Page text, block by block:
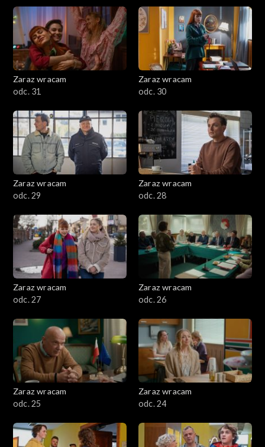
Zaraz wracam
odc. 31
Zaraz wracam
odc. 30
Zaraz wracam
odc. 29
Zaraz wracam
odc. 28
Zaraz wracam
odc. 27
Zaraz wracam
odc. 26
Zaraz wracam
odc. 25
Zaraz wracam
odc. 24